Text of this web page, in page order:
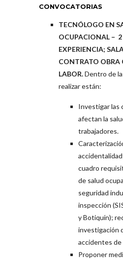
CONVOCATORIAS
TECNÓLOGO EN
OCUPACIONAL –
EXPERIENCIA;
CONTRATO OBRA
LABOR.Dentro de
realizar están:
Investigar las
afectan la
trabajadores.
cuadro
de salud
seguridad
inspección
y Botiquín);
investigación
accidentes de
Proponer